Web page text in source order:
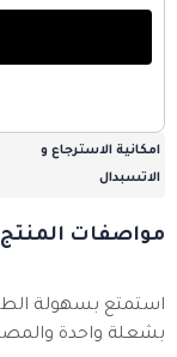
امكانية الاسترجاع و
الاتسبدال
مواصفات المنتج
استمتع بسهولة
بشعلة واحدة